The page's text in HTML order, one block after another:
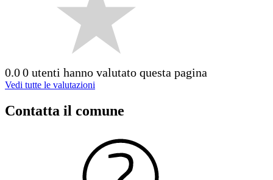
0.00 utenti hanno valutato questa pagina
Vedi tutte le valutazioni
Contatta il comune